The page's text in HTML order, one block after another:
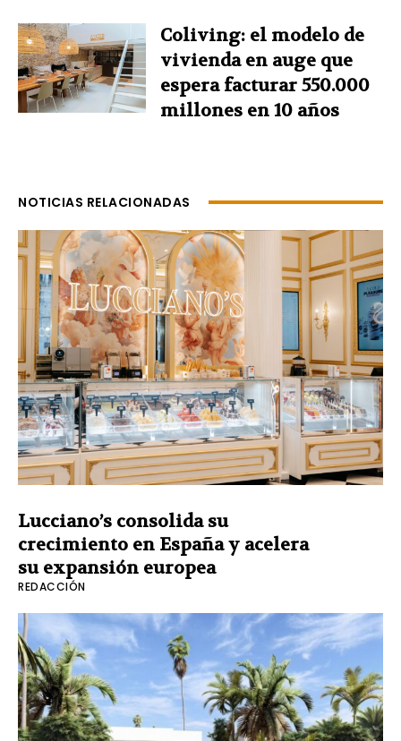
Coliving: el modelo de
vivienda en auge que
espera facturar 550.000
millones en 10 años
NOTICIAS RELACIONADAS
Lucciano’s consolida su
crecimiento en España y acelera
su expansión europea
REDACCIÓN